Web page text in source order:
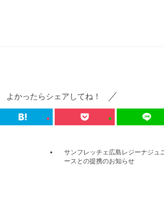
よかったらシェアしてね！
サンフレッチェ広島レジーナジュ
ースとの提携のお知らせ